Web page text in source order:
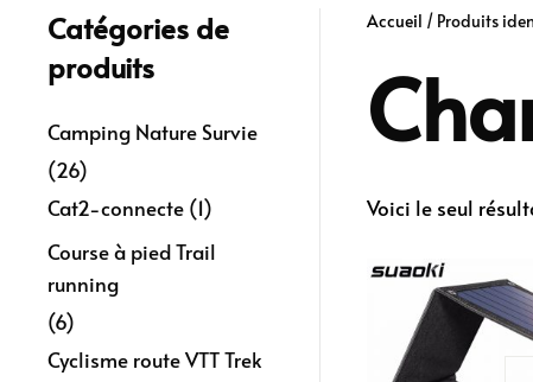
Accueil / Produits
Voici le seul
Catégories de
produits
Camping Nature Survie
(26)
Cat2-connecte (1)
Course à pied Trail
running
(6)
Cyclisme route VTT Trek